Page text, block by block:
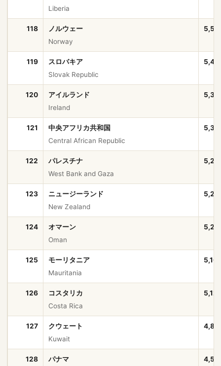
Liberia
118
ノルウェー
Norway
119
スロバキア
Slovak Republic
120
アイルランド
Ireland
121
中央アフリカ共和国
Central African Republic
122
パレスチナ
West Bank and Gaza
123
ニュージーランド
New Zealand
124
オマーン
Oman
125
モーリタニア
Mauritania
126
コスタリカ
Costa Rica
127
クウェート
Kuwait
128
パナマ